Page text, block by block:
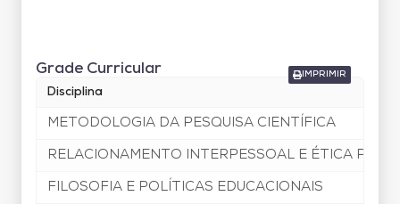
IMPRIMIR
Grade Curricular
Disciplina
METODOLOGIA DA PESQUISA CIENTÍFICA
RELACIONAMENTO INTERPESSOAL E ÉTICA
FILOSOFIA E POLÍTICAS EDUCACIONAIS